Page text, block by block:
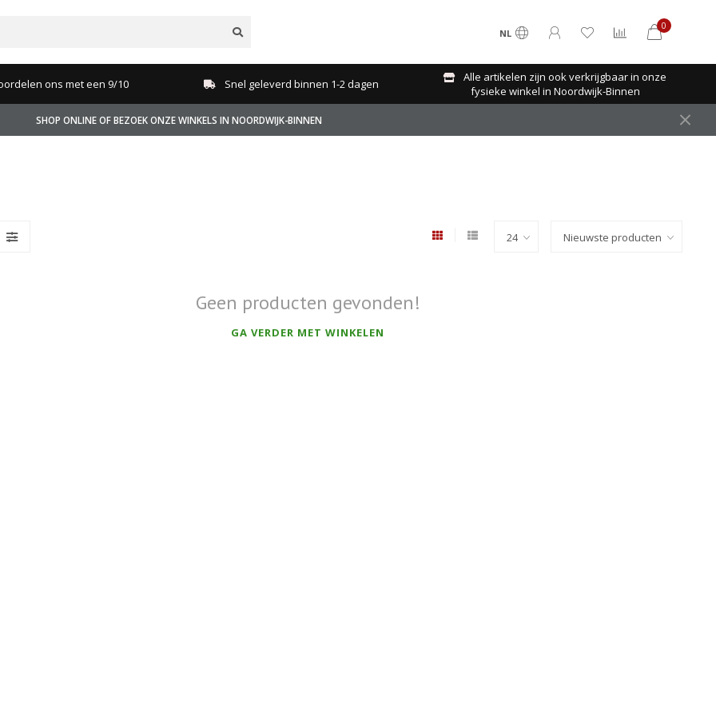
NL
0
ons met een 9/10 Snel geleverd binnen 1-2 dagen
Alle artikelen zijn ook verkrijgbaar in onze
fysieke winkel in Noordwijk-Binnen
SHOP ONLINE OF BEZOEK ONZE WINKELS IN NOORDWIJK-BINNEN
Geen producten gevonden!
GA VERDER MET WINKELEN